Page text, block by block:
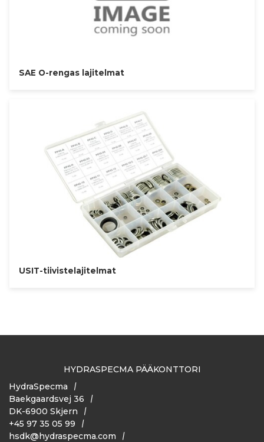
SAE O-rengas lajitelmat
USIT-tiivistelajitelmat
HYDRASPECMA PÄÄKONTTORI
HydraSpecma
Baekgaardsvej 36
DK-6900 Skjern
+45 97 35 05 99
hsdk@hydraspecma.com